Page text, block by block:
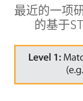
最近的一项
的基于